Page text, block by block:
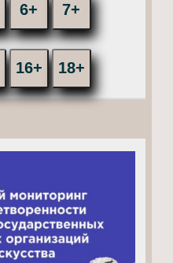
6+ 7+
16+ 18+